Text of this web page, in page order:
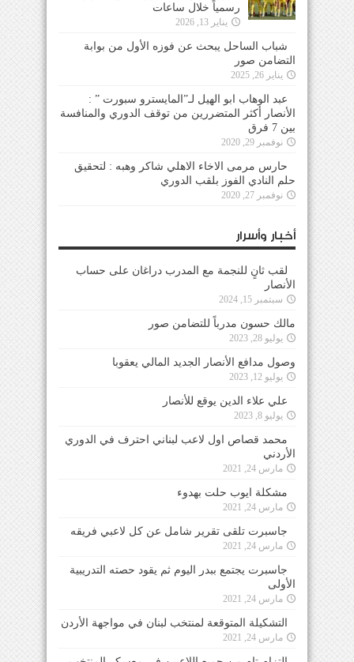
رسمياً خلال ساعات
يناير 13, 2026
شباب الساحل يبحث عن فوزه الأول من بوابة
التضامن صور
يناير 26, 2025
عبد الوهاب ابو الهيل لـ”المايسترو سبورت ” :
الأنصار أكثر المتضررين من توقف الدوري والمنافسة
بين 7 فرق
نوفمبر 29, 2020
حارس مرمى الاخاء الاهلي شاكر وهبه : لتحقيق
حلم النادي الفوز بلقب الدوري
نوفمبر 27, 2020
أخبار وأسرار
لقب ثانٍ للنجمة مع المدرب دراغان على حساب
الأنصار
سبتمبر 15, 2024
مالك حسون مدرباً للتضامن صور
يوليو 28, 2023
وصول مدافع الأنصار الجديد المالي يعقوبا
يوليو 12, 2023
علي علاء الدين يوقع للأنصار
يوليو 8, 2023
محمد قصاص اول لاعب لبناني احترف في الدوري
الأردني
مارس 24, 2021
مشكلة ايوب حلت بهدوء
مارس 24, 2021
جاسبرت تلقى تقرير شامل عن كل لاعبي فريقه
مارس 24, 2021
جاسبرت يجتمع ببدر اليوم ثم يقود حصته التدريبية
الأولى
مارس 24, 2021
التشكيلة المتوقعة لمنتخب لبنان في مواجهة الأردن
مارس 24, 2021